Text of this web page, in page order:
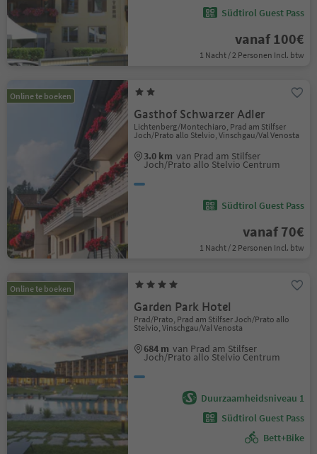
Südtirol Guest Pass
vanaf 100€
1 Nacht / 2 Personen Incl. btw
Online te boeken
Gasthof Schwarzer Adler
Lichtenberg/Montechiaro, Prad am Stilfser
Joch/Prato allo Stelvio, Vinschgau/Val Venosta
3.0 km van Prad am Stilfser
Joch/Prato allo Stelvio Centrum
Südtirol Guest Pass
vanaf 70€
1 Nacht / 2 Personen Incl. btw
Online te boeken
Garden Park Hotel
Prad/Prato, Prad am Stilfser Joch/Prato allo
Stelvio, Vinschgau/Val Venosta
684 m van Prad am Stilfser
Joch/Prato allo Stelvio Centrum
Duurzaamheidsniveau 1
Südtirol Guest Pass
Bett+Bike